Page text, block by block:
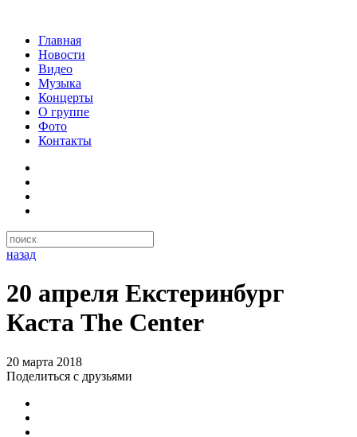
Главная
Новости
Видео
Музыка
Концерты
О группе
Фото
Контакты
назад
20 апреля Екстеринбург
Каста The Center
20 марта 2018
Поделиться с друзьями